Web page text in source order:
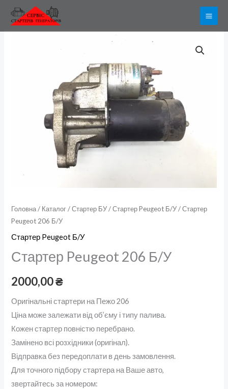
Перейти
вмісту
Головна/ Каталог/Стартер БУ/Стартер Peugeot Б/У/ Стартер
Peugeot 206 Б/У
Стартер Peugeot Б/У
Стартер Peugeot 206 Б/У
2000,00₴
Оригінальні стартери на Пежо 206
Ціна може залежати від об’єму і типу палива.
Кожен стартер повністю перебрано.
Замінено всі розхідники (оригінал).
Відправка без передоплати в день замовлення.
Для точного підбору стартера на Ваше авто,
звертайтесь за номером: